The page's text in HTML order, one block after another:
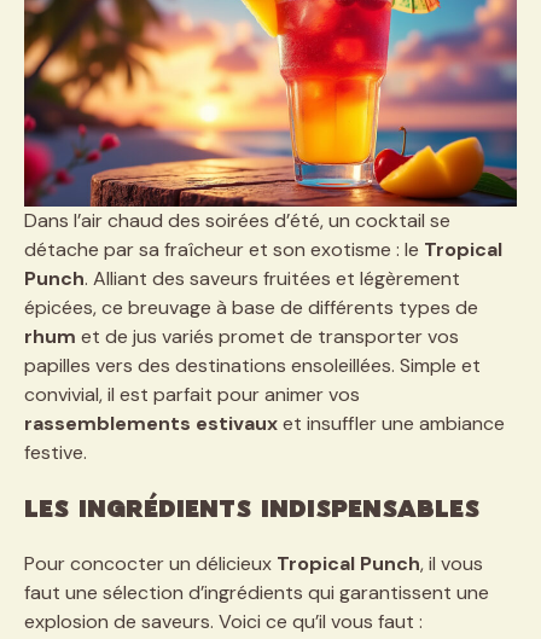
Dans l’air chaud des soirées d’été, un cocktail se
détache par sa fraîcheur et son exotisme : le Tropical
Punch. Alliant des saveurs fruitées et légèrement
épicées, ce breuvage à base de différents types de
rhum et de jus variés promet de transporter vos
papilles vers des destinations ensoleillées. Simple et
convivial, il est parfait pour animer vos
rassemblements estivauxet insuffler une ambiance
festive.
Les ingrédients indispensables
Pour concocter un délicieux Tropical Punch, il vous
faut une sélection d’ingrédients qui garantissent une
explosion de saveurs. Voici ce qu’il vous faut :